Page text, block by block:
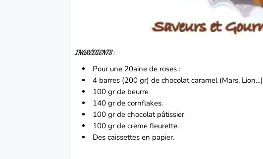
INGRÉDIENTS:
Pour une 20aine de roses :
4 barres (200 gr) de chocolat caramel (Mars, Lion…)
100 gr de beurre
140 gr de cornflakes.
100 gr de chocolat pâtissier
100 gr de crème fleurette.
Des caissettes en papier.